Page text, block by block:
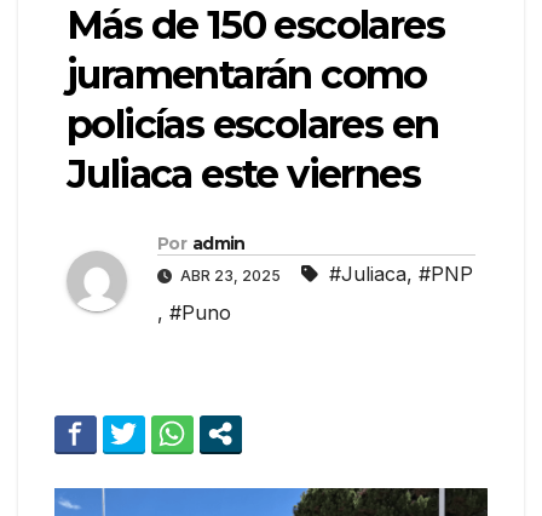
Más de 150 escolares
juramentarán como
policías escolares en
Juliaca este viernes
Por admin
ABR 23, 2025 #Juliaca, #PNP
, #Puno